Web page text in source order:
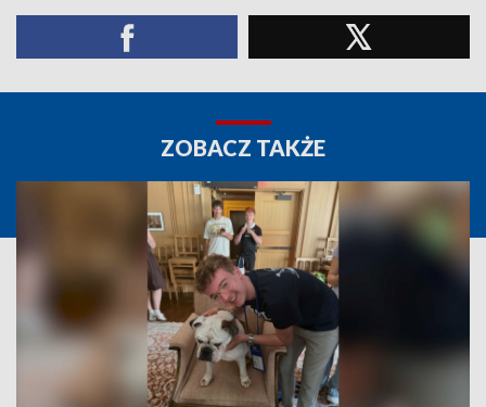
ZOBACZ TAKŻE